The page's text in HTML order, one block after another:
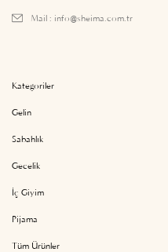
Mail : info@sheima.com.tr
Kategoriler
Gelin
Sabahlık
Gecelik
İç Giyim
Pijama
Tüm Ürünler